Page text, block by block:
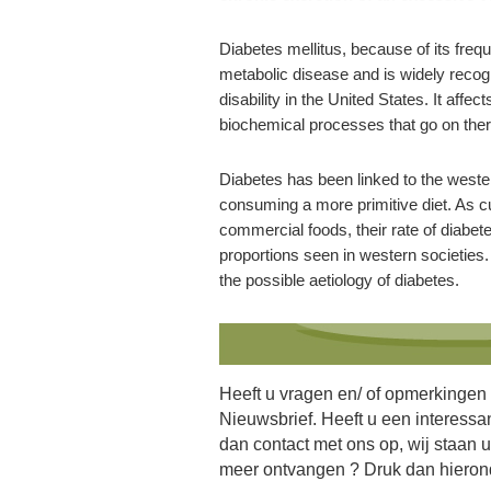
Diabetes mellitus, because of its
metabolic disease and is widely
disability in the United States. It
biochemical processes that go on
Diabetes has been linked to the
consuming a more primitive diet. As
commercial foods, their rate of
proportions seen in western
the possible aetiology of diabetes.
Heeft u vragen en/ of
Nieuwsbrief. Heeft u een
dan contact met ons op, wij staan
meer ontvangen ? Druk dan